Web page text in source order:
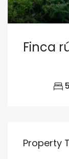
5
Property